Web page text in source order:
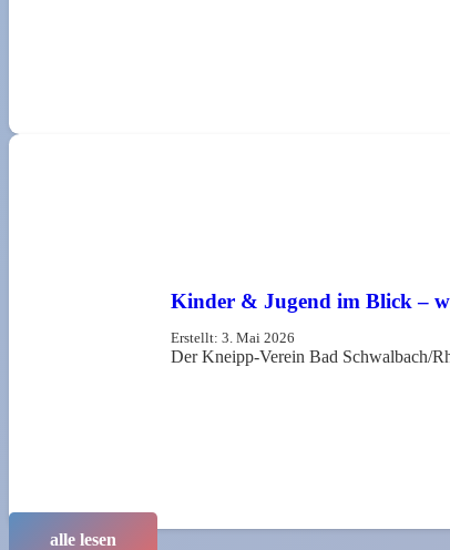
Kinder & Jugend im Blick –
Erstellt:3. Mai 2026
Der Kneipp-Verein Bad Schwalbach/
alle lesen